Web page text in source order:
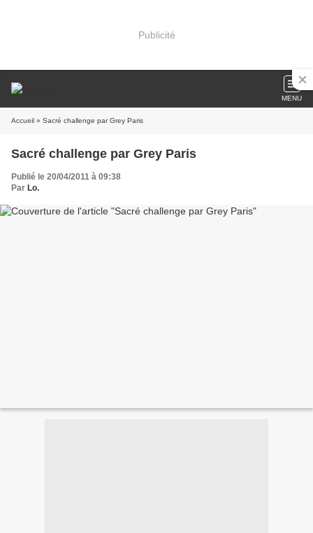
Publicité
MENU
Accueil » Sacré challenge par Grey Paris
Sacré challenge par Grey Paris
Publié le 20/04/2011 à 09:38
Par Lo.